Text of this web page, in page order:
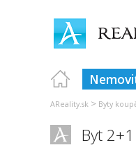
AReality.sk > Byty
Byt